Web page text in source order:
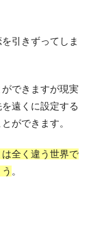
引きずってしま
できますが現実
遠くに設定する
ができます。
は全く違う世界で
。